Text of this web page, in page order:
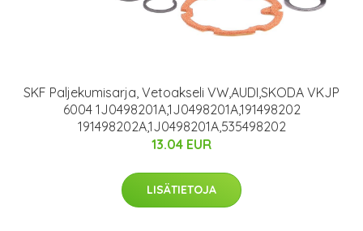
SKF Paljekumisarja, Vetoakseli VW,AUDI,SKODA VKJP
6004 1J0498201A,1J0498201A,191498202
191498202A,1J0498201A,535498202
13.04 EUR
LISÄTIETOJA